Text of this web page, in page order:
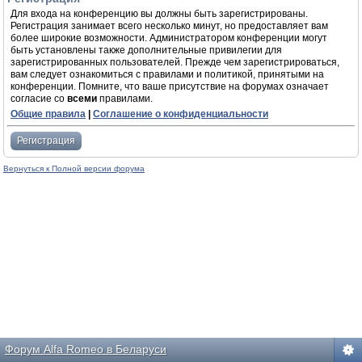
Для входа на конференцию вы должны быть зарегистрированы.
Регистрация занимает всего несколько минут, но предоставляет вам
более широкие возможности. Администратором конференции могут
быть установлены также дополнительные привилегии для
зарегистрированных пользователей. Прежде чем зарегистрироваться,
вам следует ознакомиться с правилами и политикой, принятыми на
конференции. Помните, что ваше присутствие на форумах означает
согласие со всеми правилами.
Общие правила
Соглашение о конфиденциальности
Регистрация
Вернуться к Полной версии форума
Форум Alfa Romeo в Беларуси